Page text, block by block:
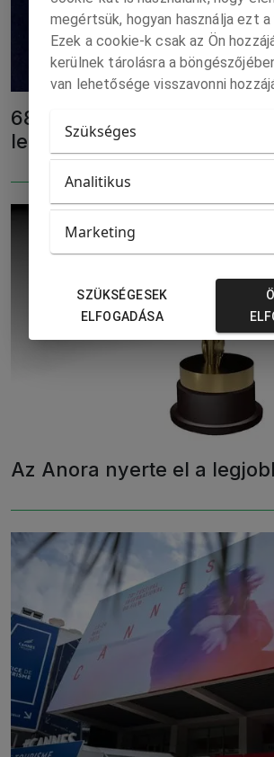
68 éve hunyt el minden idők
legnépszerűbb Drakulája
Az Anora nyerte el a
megértsük, hogyan használja ezt
Ezek a cookie-k csak az Ön
kerülnek tárolásra a
van lehetősége visszavonni
Szükséges
Analitikus
Marketing
SZÜKSÉGESEK
ELFOGADÁSA